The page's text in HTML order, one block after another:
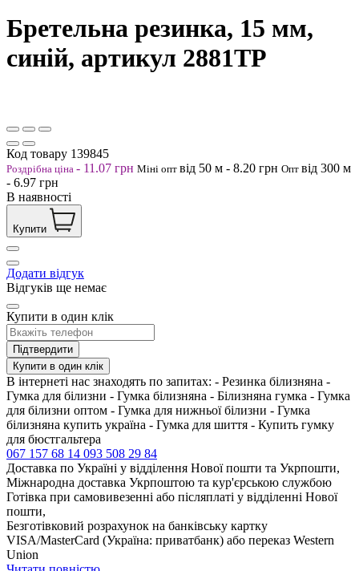
Бретельна резинка, 15 мм,
синій, артикул 2881ТР
Код товару 139845
Роздрібна ціна - 11.07 грн Міні опт від 50 м - 8.20 грн Опт від 300 м
- 6.97 грн
В наявності
Купити
Додати відгук
Відгуків ще немає
Купити в один клік
Підтвердити
Купити в один клік
В інтернеті нас знаходять по запитах: - Резинка білизняна -
Гумка для білизни - Гумка білизняна - Білизняна гумка - Гумка
для білизни оптом - Гумка для нижньої білизни - Гумка
білизняна купить україна - Гумка для шиття - Купить гумку
для бюстгальтера
067 157 68 14 093 508 29 84
Доставка по Україні у відділення Нової пошти та Укрпошти,
Міжнародна доставка Укрпоштою та кур'єрською службою
Готівка при самовивезенні або післяплаті у відділенні Нової
пошти,
Безготівковий розрахунок на банківську картку
VISA/MasterCard (Україна: приватбанк) або переказ Western
Union